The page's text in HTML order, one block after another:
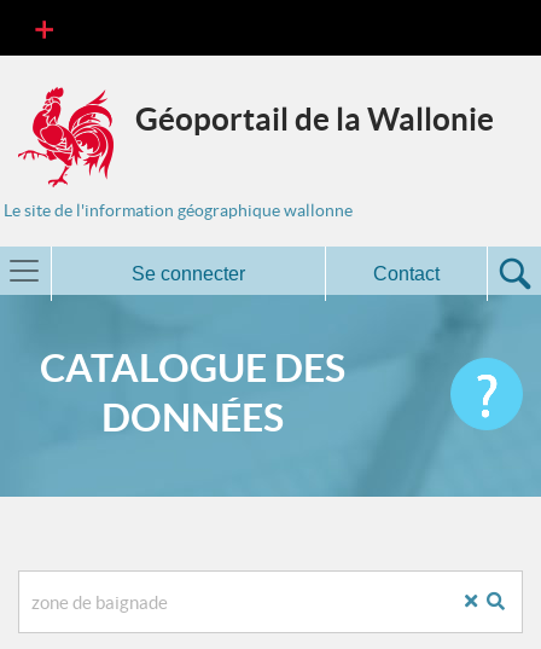
Géoportail de la Wallonie
Le site de l'information géographique wallonne
Se connecter Contact
CATALOGUE DES
DONNÉES